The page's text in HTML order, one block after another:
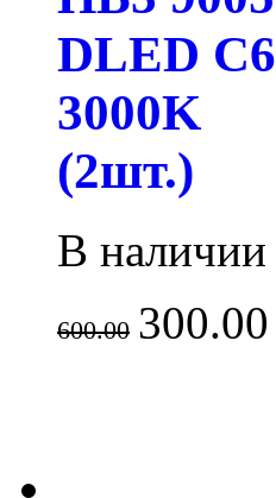
DLED C6
3000K
(2шт.)
В наличии
600.00 300.00